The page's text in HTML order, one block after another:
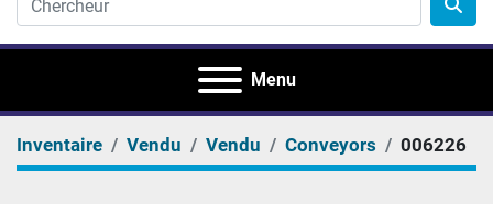
Menu
Inventaire Vendu Vendu Conveyors 006226